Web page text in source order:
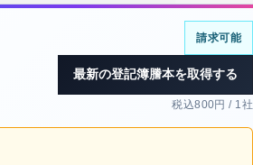
請求可能
最新の登記簿謄本を取得する
税込800円 / 1社